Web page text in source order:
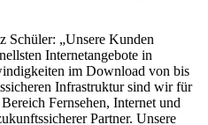
„Unsere Kunden
Internetangebote in
im Download von bis
Infrastruktur sind wir für
Fernsehen, Internet und
Partner. Unsere